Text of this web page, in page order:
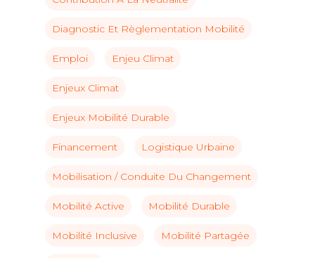
Diagnostic Et Règlementation Mobilité
Emploi Enjeu Climat
Enjeux Climat
Enjeux Mobilité Durable
Financement Logistique Urbaine
Mobilisation / Conduite Du Changement
Mobilité Active Mobilité Durable
Mobilité Inclusive Mobilité Partagée